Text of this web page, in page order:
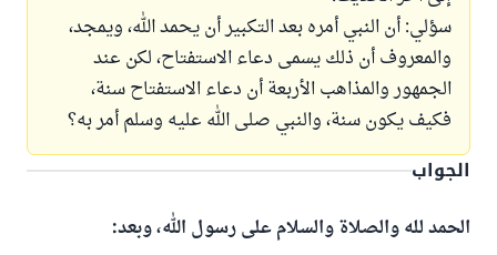
سؤلي: أن النبي أمره بعد التكبير أن يحمد الله، ويمجد،
والمعروف أن ذلك يسمى دعاء الاستفتاح، لكن عند
الجمهور والمذاهب الأربعة أن دعاء الاستفتاح سنة،
فكيف يكون سنة، والنبي صلى الله عليه وسلم أمر به؟
الجواب
الحمد لله والصلاة والسلام على رسول الله، وبعد: